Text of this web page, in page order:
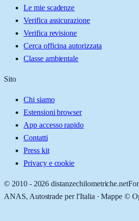
Le mie scadenze
Verifica assicurazione
Verifica revisione
Cerca officina autorizzata
Classe ambientale
Sito
Chi siamo
Estensioni browser
App accesso rapido
Contatti
Press kit
Privacy e cookie
© 2010 - 2026 distanzechilometriche.net
ANAS, Autostrade per l'Italia · Mappe ©